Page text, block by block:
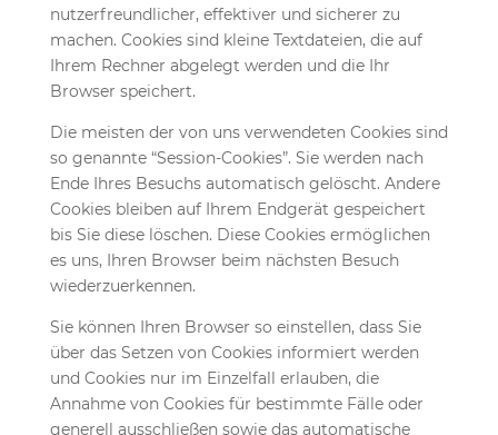
nutzerfreundlicher, effektiver und sicherer zu
machen. Cookies sind kleine Textdateien, die auf
Ihrem Rechner abgelegt werden und die Ihr
Browser speichert.
Die meisten der von uns verwendeten Cookies sind
so genannte “Session-Cookies”. Sie werden nach
Ende Ihres Besuchs automatisch gelöscht. Andere
Cookies bleiben auf Ihrem Endgerät gespeichert
bis Sie diese löschen. Diese Cookies ermöglichen
es uns, Ihren Browser beim nächsten Besuch
wiederzuerkennen.
Sie können Ihren Browser so einstellen, dass Sie
über das Setzen von Cookies informiert werden
und Cookies nur im Einzelfall erlauben, die
Annahme von Cookies für bestimmte Fälle oder
generell ausschließen sowie das automatische